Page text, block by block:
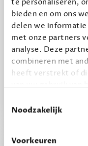
te personaliseren,
bieden en om ons
delen we informatie
met onze partners
analyse. Deze
combineren met
heeft verstrekt of
grondslag gebeurt,
wordt verwerkt.
Noodzakelijk
Voorkeuren
Alles van Dewey
Word een
per jaar
Vooraf een tipje